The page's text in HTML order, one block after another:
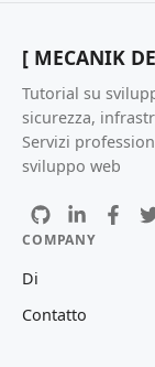
[ MECANIK
Tutorial su
sicurezza,
Servizi
sviluppo web
COMPANY
Di
Contatto